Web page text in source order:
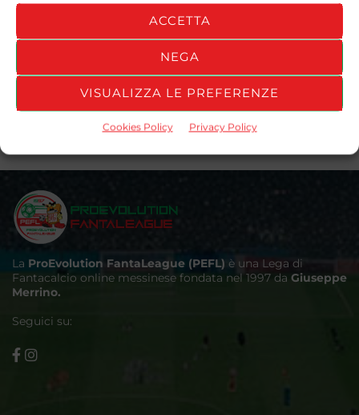
ACCETTA
NEGA
VISUALIZZA LE PREFERENZE
Cookies Policy Privacy Policy
La ProEvolution FantaLeague (PEFL) è una Lega di
Fantacalcio online messinese fondata nel 1997 da Giuseppe
Merrino.
Seguici su: